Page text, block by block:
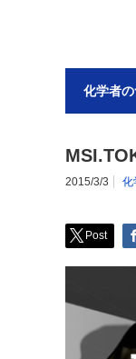
化学者
2015/3/3 化
Post